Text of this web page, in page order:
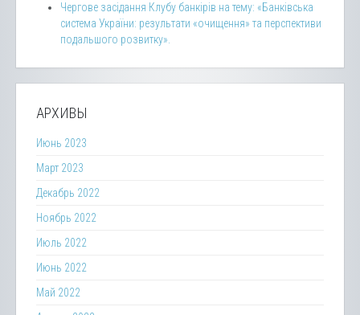
Чергове засідання Клубу банкірів на тему: «Банківська
система України: результати «очищення» та перспективи
подальшого розвитку».
АРХИВЫ
Июнь 2023
Март 2023
Декабрь 2022
Ноябрь 2022
Июль 2022
Июнь 2022
Май 2022